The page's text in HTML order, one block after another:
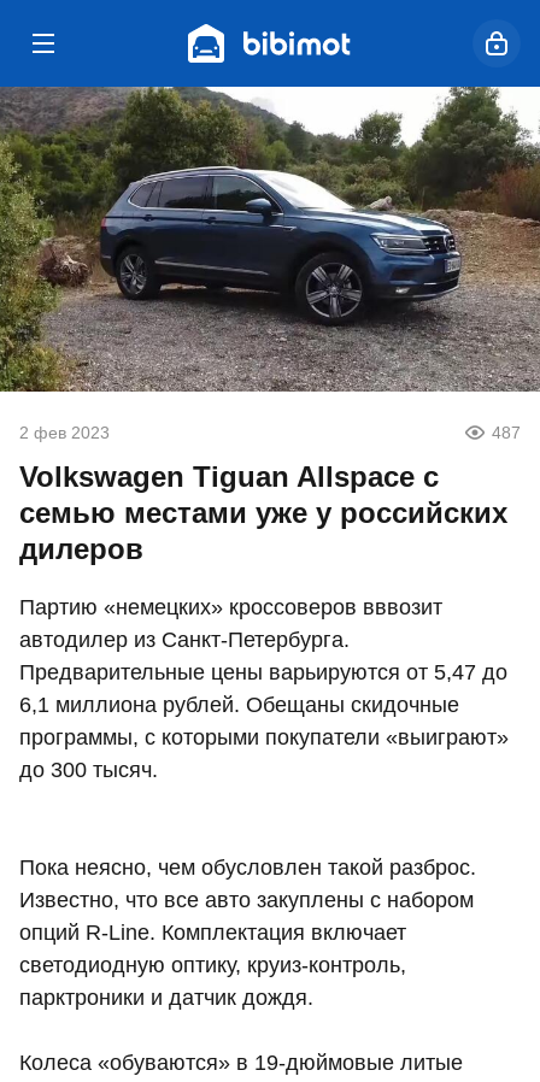
2 фев 2023 487
Volkswagen Tiguan Allspace с
семью местами уже у российских
дилеров
Партию «немецких» кроссоверов вввозит
автодилер из Санкт-Петербурга.
Предварительные цены варьируются от 5,47 до
6,1 миллиона рублей. Обещаны скидочные
программы, с которыми покупатели «выиграют»
до 300 тысяч.
Пока неясно, чем обусловлен такой разброс.
Известно, что все авто закуплены с набором
опций R-Line. Комплектация включает
светодиодную оптику, круиз-контроль,
парктроники и датчик дождя.
Колеса «обуваются» в 19-дюймовые литые